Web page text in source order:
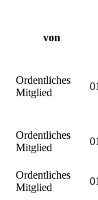
von
Ordentliches
Mitglied
Ordentliches
Mitglied
Ordentliches
Mitglied